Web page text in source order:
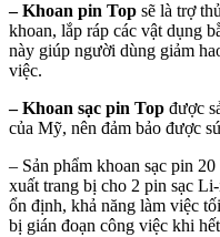
– Khoan pin Top sẽ là trợ
khoan, lắp ráp các vật dụng
này giúp người dùng giảm
việc.
– Khoan sạc pin Top được
của Mỹ, nên đảm bảo được
– Sản phẩm khoan sạc pin
xuất trang bị cho 2 pin sạc
ổn định, khả năng làm việc
bị gián đoạn công việc khi